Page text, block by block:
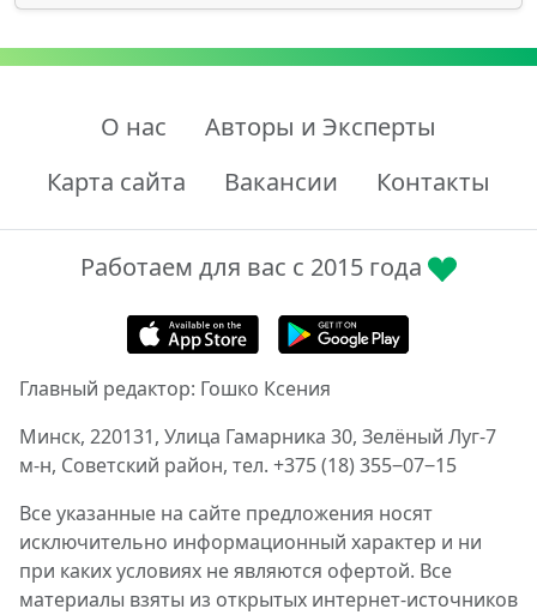
О нас
Авторы и Эксперты
Карта сайта
Вакансии Контакты
Работаем для вас с 2015 года
Главный редактор: Гошко Ксения
Минск, 220131, Улица Гамарника 30, Зелёный Луг-7
м-н, Советский район, тел. +375 (18) 355‒07‒15
Все указанные на сайте предложения носят
исключительно информационный характер и ни
при каких условиях не являются офертой. Все
материалы взяты из открытых интернет-источников